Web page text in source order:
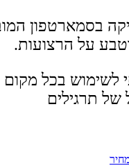
בסמארטפון
על הרצועות.
לשימוש בכל מקום
של תרגילים